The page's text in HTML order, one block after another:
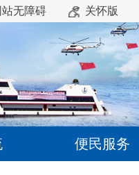
站无障碍 关怀版
便民服务